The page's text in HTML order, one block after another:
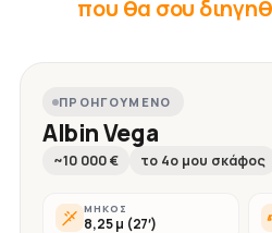
που θα σου
ΠΡΟΗΓΟΎΜΕΝΟ
Albin Vega
~10 000 € το 4ο μου σκάφος
ΜΉΚΟΣ
8,25 μ (27′)